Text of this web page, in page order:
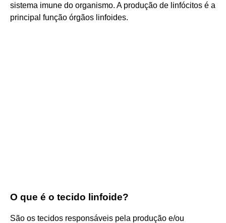
sistema imune do organismo. A produção de linfócitos é a
principal função órgãos linfoides.
O que é o tecido linfoide?
São os tecidos responsáveis pela produção e/ou